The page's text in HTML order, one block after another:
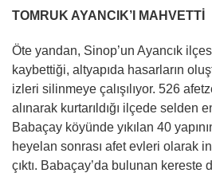
TOMRUK AYANCIK’I MAHVETTİ
Öte yandan, Sinop’un Ayancık
kaybettiği, altyapıda hasarların
izleri silinmeye çalışılıyor. 526
alınarak kurtarıldığı ilçede selden
Babaçay köyünde yıkılan 40
heyelan sonrası afet evleri olarak
çıktı. Babaçay’da bulunan kereste